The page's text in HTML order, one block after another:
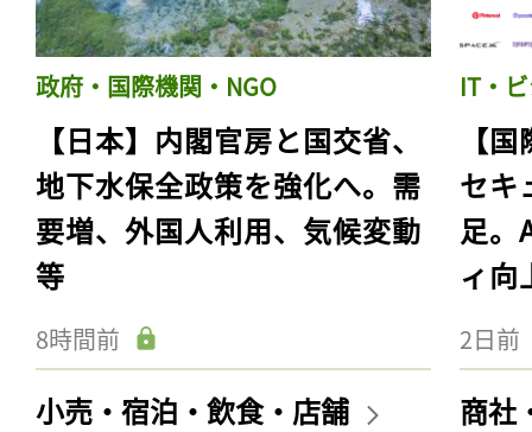
政府・国際機関・NGO
【日本】内閣官房と国交省、
地下水保全政策を強化へ。需
要増、外国人利用、気候変動
等
8時間前
IT・
【
セキ
足。
ィ向
2日前
小売・宿泊・飲食・店舗 商社